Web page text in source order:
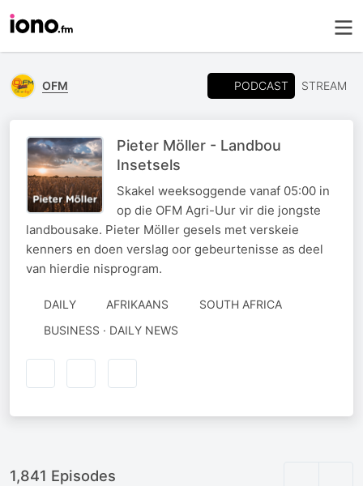
OFM PODCAST STREAM
Pieter Möller - Landbou
Insetsels
Skakel weeksoggende vanaf 05:00 in
op die OFM Agri-Uur vir die jongste
landbousake. Pieter Möller gesels met verskeie
kenners en doen verslag oor gebeurtenisse as deel
van hierdie nisprogram.
DAILY AFRIKAANS
SOUTH AFRICA
BUSINESS · DAILY NEWS
1,841 Episodes